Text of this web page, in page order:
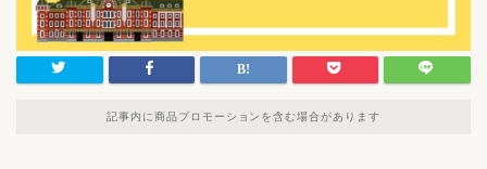
記事内に商品プロモーションを含む場合があります